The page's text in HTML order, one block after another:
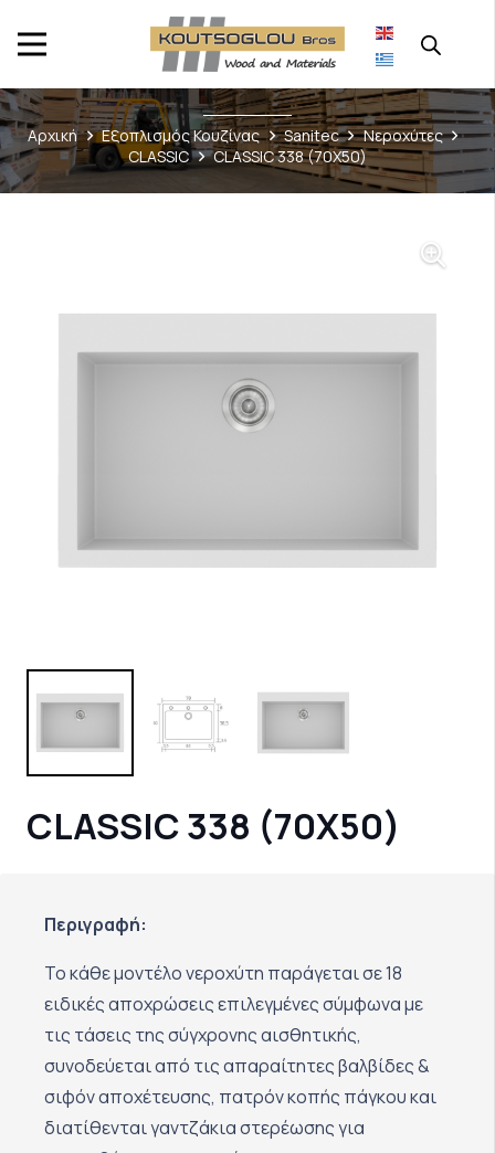
Αρχική Εξοπλισμός Κουζίνας Sanitec
Νεροχύτες
CLASSIC
CLASSIC 338 (70Χ50)
CLASSIC 338 (70Χ50)
Περιγραφή:
Το κάθε μοντέλο νεροχύτη παράγεται σε 18
ειδικές αποχρώσεις επιλεγμένες σύμφωνα με
τις τάσεις της σύγχρονης αισθητικής,
συνοδεύεται από τις απαραίτητες βαλβίδες &
σιφόν αποχέτευσης, πατρόν κοπής πάγκου και
διατίθενται γαντζάκια στερέωσης για